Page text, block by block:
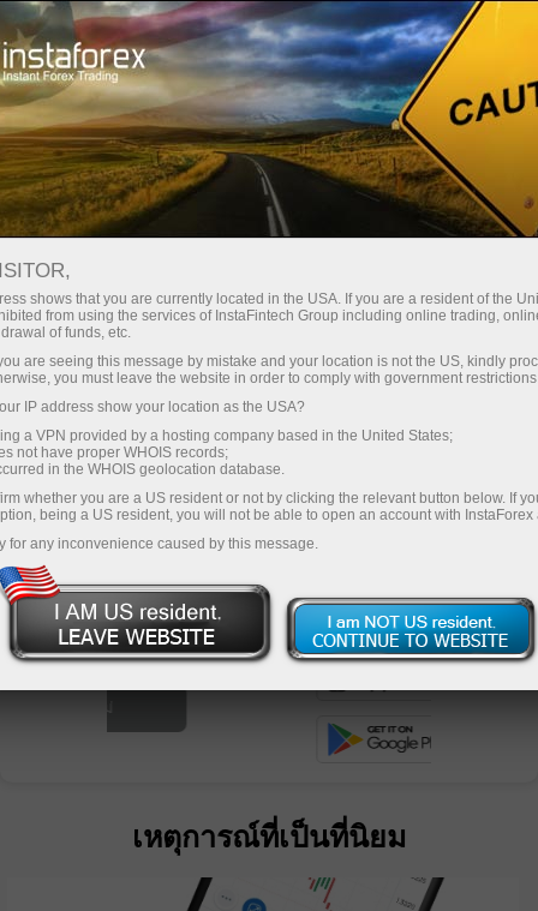
เกี่ยวกับ InstaForex
ข่าวบริษัท
คุณต้องการที่จะทราบเกี่ยวกับเหตุการณ์ปัจจุบัน
ทั้งหมด,การแข่งขันและการเปลี่ยนแปลงใน แล้วยินดี
ต้อนรับสู่หน้าข่าวที่วัสดุเกี่ยวกับสิ่งที่สำคัญที่สุดที่มี
ประโยชน์และน่าสนใจมีการตีพิม
เหตุการณ์ที่เป็นที่นิยม
shows that you are currently located in the USA. If you are a resident of the
from using the services of InstaFintech Group including online trading,
of funds, etc.
are seeing this message by mistake and your location is not the US, kindly
you must leave the website in order to comply with government
IP address show your location as the USA?
a VPN provided by a hosting company based in the United States;
not have proper WHOIS records;
in the WHOIS geolocation database.
whether you are a US resident or not by clicking the relevant button below. If
being a US resident, you will not be able to open an account with InstaForex
for any inconvenience caused by this message.